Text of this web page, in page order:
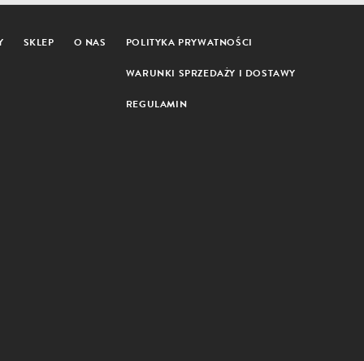
SKLEP O NAS POLITYKA PRYWATNOŚCI
WARUNKI SPRZEDAŻY I DOSTAWY
REGULAMIN